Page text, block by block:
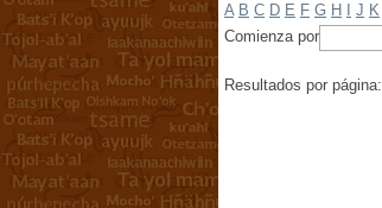
A B C D E F G H J K
Comienza por
Resultados por página: